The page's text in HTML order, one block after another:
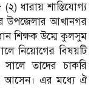
ধারায় শাস্তিযোগ্য
উপজেলার আখানগর
শিক্ষক উম্মে কুলসুম
নিয়োগের বিষয়‌টি
তাদের চাক‌রি
আসেন। এর মধ্যে ঐ